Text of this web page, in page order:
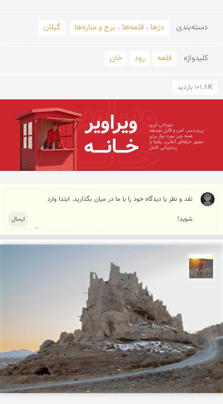
دسته‌بندی دژها ، قلعه‌ها ، برج و مناره‌ها گیلان
کلید‌واژه قلعه رود خان
101.8K بازدید